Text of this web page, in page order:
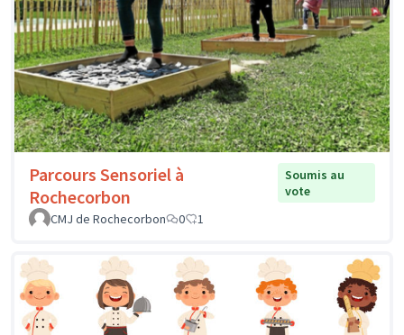
Parcours Sensoriel à
Rochecorbon
Soumis au
vote
CMJ de Rochecorbon
0 1